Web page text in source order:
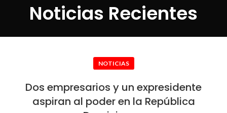
Noticias Recientes
NOTICIAS
Dos empresarios y un expresidente
aspiran al poder en la República